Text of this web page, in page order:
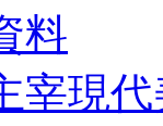
料
宰現